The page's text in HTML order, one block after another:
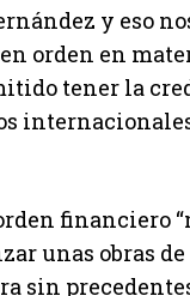
y eso
orden en
tener la
financiero
unas obras de
sin